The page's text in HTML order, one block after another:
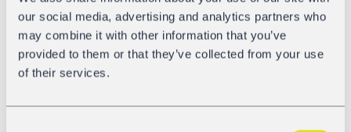
our social media, advertising and analytics partners who
may combine it with other information that you’ve
provided to them or that they’ve collected from your use
of their services.
odbyły się w maju w Hanowerze i w czerwcu w Linz, aby
umożliwić udział jak największej liczbie pracowników. W
szkoleniu wzięło udział łącznie 30 kolegów z różnych
obszarów, takich jak utrzymanie, zapewnienie jakości i